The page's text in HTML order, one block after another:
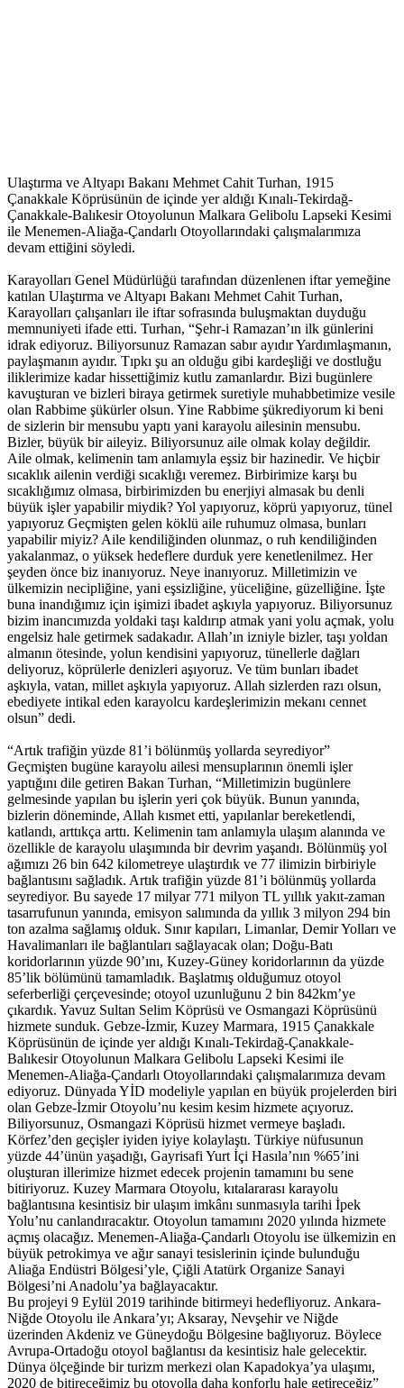
Ulaştırma ve Altyapı Bakanı Mehmet Cahit Turhan, 1915
Çanakkale Köprüsünün de içinde yer aldığı Kınalı-Tekirdağ-
Çanakkale-Balıkesir Otoyolunun Malkara Gelibolu Lapseki Kesimi
ile Menemen-Aliağa-Çandarlı Otoyollarındaki çalışmalarımıza
devam ettiğini söyledi.
Karayolları Genel Müdürlüğü tarafından düzenlenen iftar yemeğine
katılan Ulaştırma ve Altyapı Bakanı Mehmet Cahit Turhan,
Karayolları çalışanları ile iftar sofrasında buluşmaktan duyduğu
memnuniyeti ifade etti. Turhan, “Şehr-i Ramazan’ın ilk günlerini
idrak ediyoruz. Biliyorsunuz Ramazan sabır ayıdır Yardımlaşmanın,
paylaşmanın ayıdır. Tıpkı şu an olduğu gibi kardeşliği ve dostluğu
iliklerimize kadar hissettiğimiz kutlu zamanlardır. Bizi bugünlere
kavuşturan ve bizleri biraya getirmek suretiyle muhabbetimize vesile
olan Rabbime şükürler olsun. Yine Rabbime şükrediyorum ki beni
de sizlerin bir mensubu yaptı yani karayolu ailesinin mensubu.
Bizler, büyük bir aileyiz. Biliyorsunuz aile olmak kolay değildir.
Aile olmak, kelimenin tam anlamıyla eşsiz bir hazinedir. Ve hiçbir
sıcaklık ailenin verdiği sıcaklığı veremez. Birbirimize karşı bu
sıcaklığımız olmasa, birbirimizden bu enerjiyi almasak bu denli
büyük işler yapabilir miydik? Yol yapıyoruz, köprü yapıyoruz, tünel
yapıyoruz Geçmişten gelen köklü aile ruhumuz olmasa, bunları
yapabilir miyiz? Aile kendiliğinden olunmaz, o ruh kendiliğinden
yakalanmaz, o yüksek hedeflere durduk yere kenetlenilmez. Her
şeyden önce biz inanıyoruz. Neye inanıyoruz. Milletimizin ve
ülkemizin necipliğine, yani eşsizliğine, yüceliğine, güzelliğine. İşte
buna inandığımız için işimizi ibadet aşkıyla yapıyoruz. Biliyorsunuz
bizim inancımızda yoldaki taşı kaldırıp atmak yani yolu açmak, yolu
engelsiz hale getirmek sadakadır. Allah’ın izniyle bizler, taşı yoldan
almanın ötesinde, yolun kendisini yapıyoruz, tünellerle dağları
deliyoruz, köprülerle denizleri aşıyoruz. Ve tüm bunları ibadet
aşkıyla, vatan, millet aşkıyla yapıyoruz. Allah sizlerden razı olsun,
ebediyete intikal eden karayolcu kardeşlerimizin mekanı cennet
olsun” dedi.
“Artık trafiğin yüzde 81’i bölünmüş yollarda seyrediyor”
Geçmişten bugüne karayolu ailesi mensuplarının önemli işler
yaptığını dile getiren Bakan Turhan, “Milletimizin bugünlere
gelmesinde yapılan bu işlerin yeri çok büyük. Bunun yanında,
bizlerin döneminde, Allah kısmet etti, yapılanlar bereketlendi,
katlandı, arttıkça arttı. Kelimenin tam anlamıyla ulaşım alanında ve
özellikle de karayolu ulaşımında bir devrim yaşandı. Bölünmüş yol
ağımızı 26 bin 642 kilometreye ulaştırdık ve 77 ilimizin birbiriyle
bağlantısını sağladık. Artık trafiğin yüzde 81’i bölünmüş yollarda
seyrediyor. Bu sayede 17 milyar 771 milyon TL yıllık yakıt-zaman
tasarrufunun yanında, emisyon salımında da yıllık 3 milyon 294 bin
ton azalma sağlamış olduk. Sınır kapıları, Limanlar, Demir Yolları ve
Havalimanları ile bağlantıları sağlayacak olan; Doğu-Batı
koridorlarının yüzde 90’ını, Kuzey-Güney koridorlarının da yüzde
85’lik bölümünü tamamladık. Başlatmış olduğumuz otoyol
seferberliği çerçevesinde; otoyol uzunluğunu 2 bin 842km’ye
çıkardık. Yavuz Sultan Selim Köprüsü ve Osmangazi Köprüsünü
hizmete sunduk. Gebze-İzmir, Kuzey Marmara, 1915 Çanakkale
Köprüsünün de içinde yer aldığı Kınalı-Tekirdağ-Çanakkale-
Balıkesir Otoyolunun Malkara Gelibolu Lapseki Kesimi ile
Menemen-Aliağa-Çandarlı Otoyollarındaki çalışmalarımıza devam
ediyoruz. Dünyada YİD modeliyle yapılan en büyük projelerden biri
olan Gebze-İzmir Otoyolu’nu kesim kesim hizmete açıyoruz.
Biliyorsunuz, Osmangazi Köprüsü hizmet vermeye başladı.
Körfez’den geçişler iyiden iyiye kolaylaştı. Türkiye nüfusunun
yüzde 44’ünün yaşadığı, Gayrisafi Yurt İçi Hasıla’nın %65’ini
oluşturan illerimize hizmet edecek projenin tamamını bu sene
bitiriyoruz. Kuzey Marmara Otoyolu, kıtalararası karayolu
bağlantısına kesintisiz bir ulaşım imkânı sunmasıyla tarihi İpek
Yolu’nu canlandıracaktır. Otoyolun tamamını 2020 yılında hizmete
açmış olacağız. Menemen-Aliağa-Çandarlı Otoyolu ise ülkemizin en
büyük petrokimya ve ağır sanayi tesislerinin içinde bulunduğu
Aliağa Endüstri Bölgesi’yle, Çiğli Atatürk Organize Sanayi
Bölgesi’ni Anadolu’ya bağlayacaktır.
Bu projeyi 9 Eylül 2019 tarihinde bitirmeyi hedefliyoruz. Ankara-
Niğde Otoyolu ile Ankara’yı; Aksaray, Nevşehir ve Niğde
üzerinden Akdeniz ve Güneydoğu Bölgesine bağlıyoruz. Böylece
Avrupa-Ortadoğu otoyol bağlantısı da kesintisiz hale gelecektir.
Dünya ölçeğinde bir turizm merkezi olan Kapadokya’ya ulaşımı,
2020 de bitireceğimiz bu otoyolla daha konforlu hale getireceğiz”